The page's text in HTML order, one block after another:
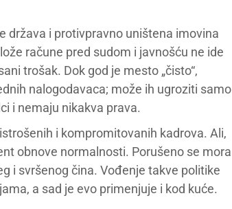
država i protivpravno uništena imovina
račune pred sudom i javnošću ne ide
trošak. Dok god je mesto „čisto“,
nalogodavaca; može ih ugroziti samo
i nemaju nikakva prava.
i kompromitovanih kadrova. Ali,
obnove normalnosti. Porušeno se mora
i svršenog čina. Vođenje takve politike
a sad je evo primenjuje i kod kuće.